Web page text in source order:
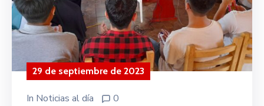
Cuentas
Transparencia
Contácto
29 de septiembre de 2023
In Noticias al día 0